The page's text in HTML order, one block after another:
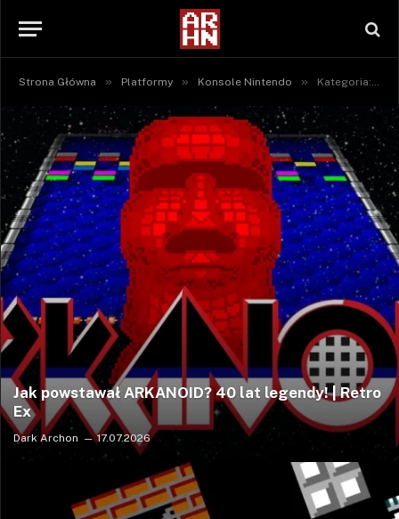
Strona Główna » Platformy » Konsole Nintendo » Kategoria: "NES / Famicom" (Strona 2)
Jak powstawał ARKANOID? 40 lat legendy! | Retro
Ex
Dark Archon 17.07.2026